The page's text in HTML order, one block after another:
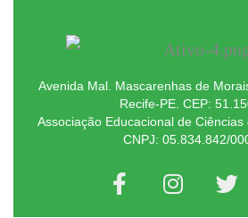
Avenida Mal. Mascarenhas de
Recife-PE. CEP:
Associação Educacional de Ciências
CNPJ: 05.834.842/